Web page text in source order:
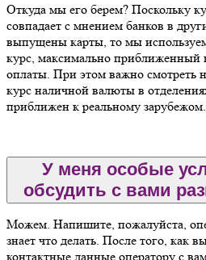
Откуда мы его берем? Поскольку
совпадает с мнением банков в
выпущены карты, то мы
курс, максимально приближенный
оплаты. При этом важно смотреть
курс наличной валюты в
приближен к реальному зарубежом.
У меня особые
обсудить с вами
Можем. Напишите, пожалуйста,
знает что делать. После того, как
контактные данные оператору с